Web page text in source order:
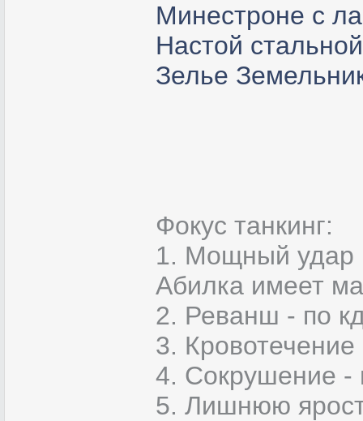
Минестроне с
Настой
Зелье
Фокус танкинг:
1. Мощный удар
Абилка имеет
2. Реванш - по
3. Кровотечение
4. Сокрушение -
5. Лишнюю